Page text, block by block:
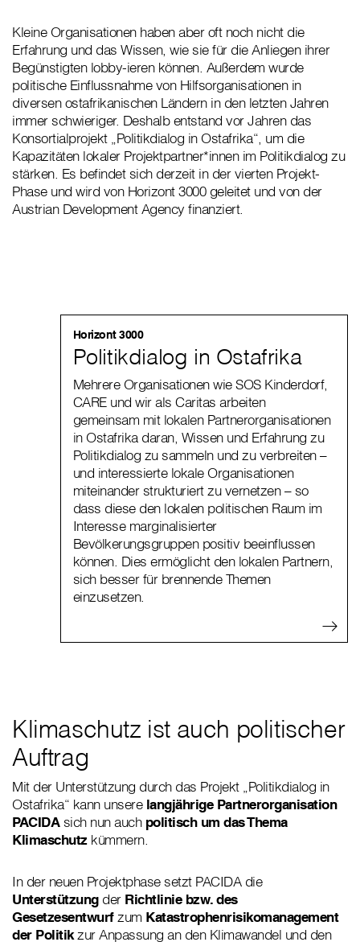
Kleine Organisationen haben aber oft noch nicht die
Erfahrung und das Wissen, wie sie für die Anliegen ihrer
Begünstigten lobby-ieren können. Außerdem wurde
politische Einflussnahme von Hilfsorganisationen in
diversen ostafrikanischen Ländern in den letzten Jahren
immer schwieriger. Deshalb entstand vor Jahren das
Konsortialprojekt „Politikdialog in Ostafrika“, um die
Kapazitäten lokaler Projektpartner*innen im Politikdialog zu
stärken. Es befindet sich derzeit in der vierten Projekt-
Phase und wird von Horizont 3000 geleitet und von der
Austrian Development Agency finanziert.
Horizont 3000
Politikdialog in Ostafrika
Mehrere Organisationen wie SOS Kinderdorf,
CARE und wir als Caritas arbeiten
gemeinsam mit lokalen Partnerorganisationen
in Ostafrika daran, Wissen und Erfahrung zu
Politikdialog zu sammeln und zu verbreiten –
und interessierte lokale Organisationen
miteinander strukturiert zu vernetzen – so
dass diese den lokalen politischen Raum im
Interesse marginalisierter
Bevölkerungsgruppen positiv beeinflussen
können. Dies ermöglicht den lokalen Partnern,
sich besser für brennende Themen
einzusetzen.
Klimaschutz ist auch politischer
Auftrag
Mit der Unterstützung durch das Projekt „Politikdialog in
Ostafrika“ kann unsere langjährige Partnerorganisation
PACIDAsich nun auch politisch um das Thema
Klimaschutzkümmern.
In der neuen Projektphase setzt PACIDA die
Unterstützungder Richtlinie bzw. des
Gesetzesentwurfzum Katastrophenrisikomanagement
der Politikzur Anpassung an den Klimawandel und den